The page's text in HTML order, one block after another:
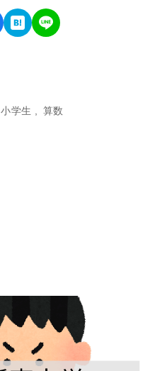
小学生
算数